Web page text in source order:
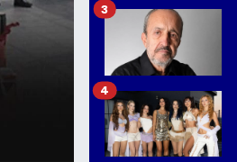
3
4